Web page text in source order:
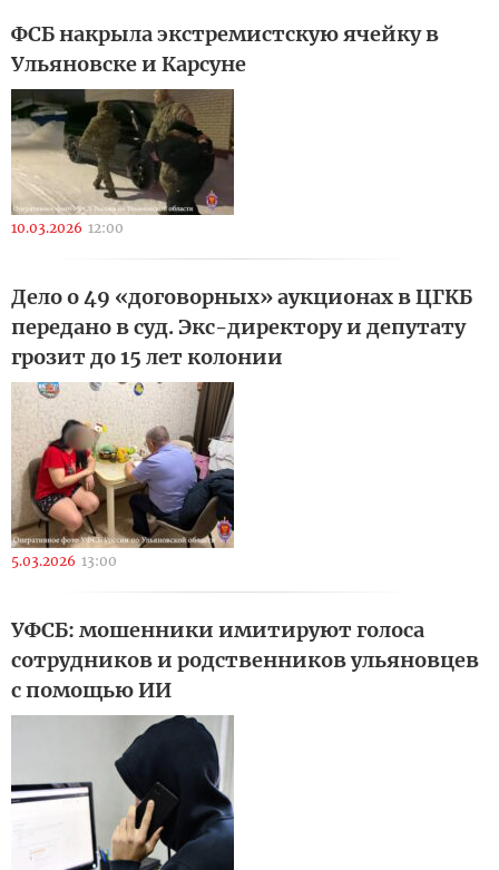
ФСБ накрыла экстремистскую ячейку в
Ульяновске и Карсуне
10.03.2026 12:00
Дело о 49 «договорных» аукционах в ЦГКБ
передано в суд. Экс-директору и депутату
грозит до 15 лет колонии
5.03.2026 13:00
УФСБ: мошенники имитируют голоса
сотрудников и родственников ульяновцев
с помощью ИИ